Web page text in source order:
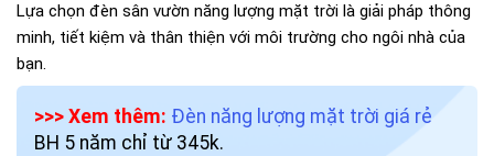
Lựa chọn đèn sân vườn năng lượng mặt trời là giải pháp thông
minh, tiết kiệm và thân thiện với môi trường cho ngôi nhà của
bạn.
>>> Xem thêm: Đèn năng lượng mặt trời giá rẻ
BH 5 năm chỉ từ 345k.